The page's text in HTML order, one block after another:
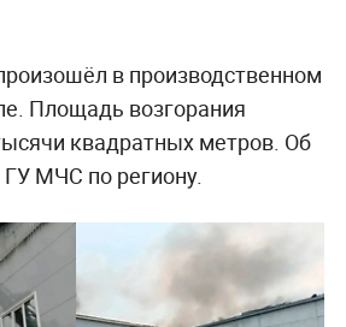
в производственном
Площадь возгорания
квадратных метров. Об
МЧС по региону.